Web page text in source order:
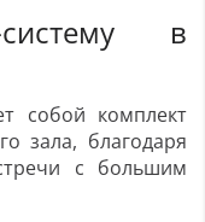
систему в
собой комплект
зала, благодаря
с большим